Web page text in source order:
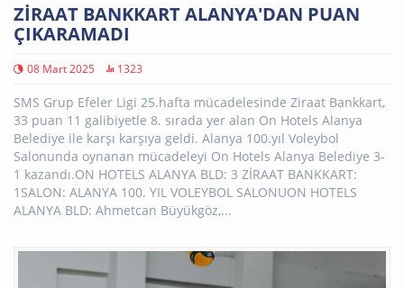
ZİRAAT BANKKART ALANYA'DAN PUAN
ÇIKARAMADI
08 Mart 2025 1323
SMS Grup Efeler Ligi 25.hafta mücadelesinde Ziraat Bankkart,
33 puan 11 galibiyetle 8. sırada yer alan On Hotels Alanya
Belediye ile karşı karşıya geldi. Alanya 100.yıl Voleybol
Salonunda oynanan mücadeleyi On Hotels Alanya Belediye 3-
1 kazandı.ON HOTELS ALANYA BLD: 3 ZİRAAT BANKKART:
1SALON: ALANYA 100. YIL VOLEYBOL SALONUON HOTELS
ALANYA BLD: Ahmetcan Büyükgöz,...